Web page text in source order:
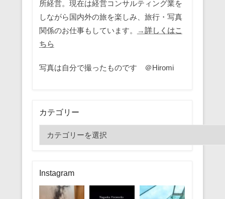
所経営。現在は経営コンサルティング業を
しながら国内外の旅を楽しみ、旅行・写真
関係のお仕事もしています。
→詳しくはこ
ちら
写真は自分で撮ったものです ＠Hiromi
カテゴリー
テ
リ
ー
Instagram